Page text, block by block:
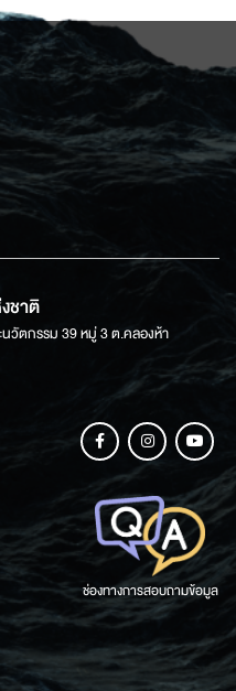
ชาติ
วัตกรรม 39 หมู่ 3 ต.คลองห้า
ช่องทางการสอบถามข้อมูล